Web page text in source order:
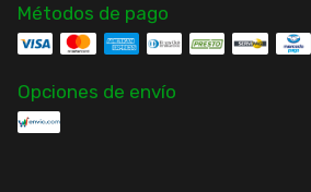
Métodos de pago
Opciones de envío